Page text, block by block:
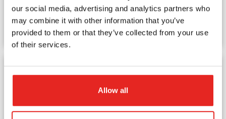
our social media, advertising and analytics partners who
may combine it with other information that you’ve
provided to them or that they’ve collected from your use
of their services.
Allow all
constructores de puentes.
Leer más
anulares HSS y TCT
¿Por qué elegir las fresas anulares
Las fresas anulares Euroboor permiten
realizar perforaciones limpias y precisas
desde 12 mm hasta 200 mm. A
Size does matter!
Cuando se trata de las dimensiones de